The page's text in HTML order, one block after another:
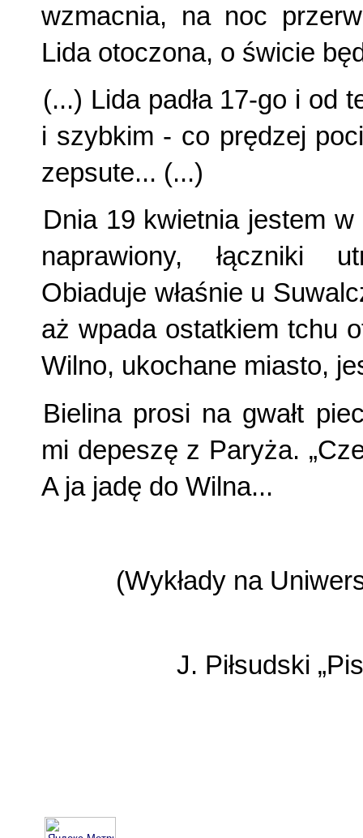
wzmacnia, na noc
Lida otoczona, o świcie
(...) Lida padła 17-go i od
i szybkim - co prędzej
zepsute... (...)
Dnia 19 kwietnia jestem
naprawiony, łączniki
Obiaduje właśnie u
aż wpada ostatkiem tchu
Wilno, ukochane miasto,
Bielina prosi na gwałt
mi depeszę z Paryża.
A ja jadę do Wilna...
(Wykłady na
J. Piłsudski